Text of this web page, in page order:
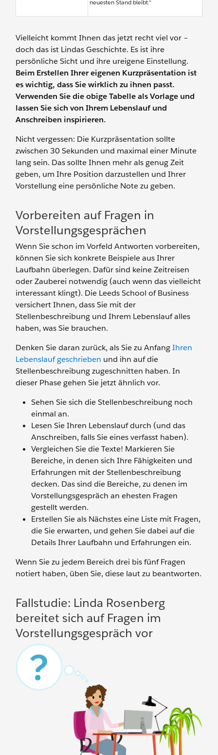
neuesten Stand bleibt."
Vielleicht kommt Ihnen das jetzt recht viel vor –
doch das ist Lindas Geschichte. Es ist ihre
persönliche Sicht und ihre ureigene Einstellung.
Beim Erstellen Ihrer eigenen Kurzpräsentation ist
es wichtig, dass Sie wirklich zu ihnen passt.
Verwenden Sie die obige Tabelle als Vorlage und
lassen Sie sich von Ihrem Lebenslauf und
Anschreiben inspirieren.
Nicht vergessen: Die Kurzpräsentation sollte
zwischen 30 Sekunden und maximal einer Minute
lang sein. Das sollte Ihnen mehr als genug Zeit
geben, um Ihre Position darzustellen und Ihrer
Vorstellung eine persönliche Note zu geben.
Vorbereiten auf Fragen in
Vorstellungsgesprächen
Wenn Sie schon im Vorfeld Antworten vorbereiten,
können Sie sich konkrete Beispiele aus Ihrer
Laufbahn überlegen. Dafür sind keine Zeitreisen
oder Zauberei notwendig (auch wenn das vielleicht
interessant klingt). Die Leeds School of Business
versichert Ihnen, dass Sie mit der
Stellenbeschreibung und Ihrem Lebenslauf alles
haben, was Sie brauchen.
Denken Sie daran zurück, als Sie zu AnfangIhren
Lebenslauf geschrieben und ihn auf die
Stellenbeschreibung zugeschnitten haben. In
dieser Phase gehen Sie jetzt ähnlich vor.
Sehen Sie sich die Stellenbeschreibung noch
einmal an.
Lesen Sie Ihren Lebenslauf durch (und das
Anschreiben, falls Sie eines verfasst haben).
Vergleichen Sie die Texte! Markieren Sie
Bereiche, in denen sich Ihre Fähigkeiten und
Erfahrungen mit der Stellenbeschreibung
decken. Das sind die Bereiche, zu denen im
Vorstellungsgespräch an ehesten Fragen
gestellt werden.
Erstellen Sie als Nächstes eine Liste mit Fragen,
die Sie erwarten, und gehen Sie dabei auf die
Details Ihrer Laufbahn und Erfahrungen ein.
Wenn Sie zu jedem Bereich drei bis fünf Fragen
notiert haben, üben Sie, diese laut zu beantworten.
Fallstudie: Linda Rosenberg
bereitet sich auf Fragen im
Vorstellungsgespräch vor